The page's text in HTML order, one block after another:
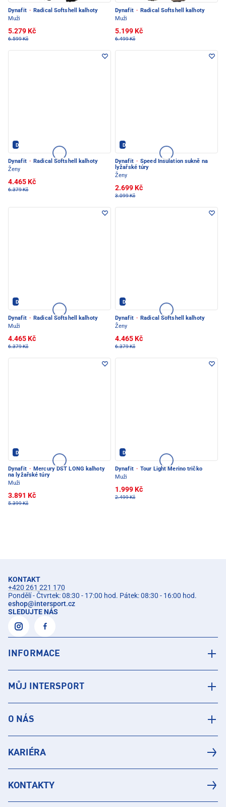
Dynafit · Radical Softshell kalhoty
Muži
5.279 Kč
6.599 Kč
Dynafit · Radical Softshell kalhoty
Muži
5.199 Kč
6.499 Kč
Dynafit - PEC POD SNĚŽKOU
Dynafit · Radical Softshell kalhoty
Ženy
4.465 Kč
6.379 Kč
Dynafit - PEC POD SNĚŽKOU
Dynafit · Speed Insulation sukně na
lyžařské túry
Ženy
2.699 Kč
3.099 Kč
Dynafit - PEC POD SNĚŽKOU
Dynafit · Radical Softshell kalhoty
Muži
4.465 Kč
6.379 Kč
Dynafit - PEC POD SNĚŽKOU
Dynafit · Radical Softshell kalhoty
Ženy
4.465 Kč
6.379 Kč
Dynafit - PEC POD SNĚŽKOU
Dynafit · Mercury DST LONG kalhoty
na lyžařské túry
Muži
3.891 Kč
5.399 Kč
Dynafit - PEC POD SNĚŽKOU
Dynafit · Tour Light Merino tričko
Muži
1.999 Kč
2.499 Kč
KONTAKT
+420 261 221 170
Pondělí - Čtvrtek: 08:30 - 17:00 hod. Pátek: 08:30 - 16:00 hod.
eshop@intersport.cz
SLEDUJTE NÁS
INFORMACE
MŮJ INTERSPORT
O NÁS
KARIÉRA
KONTAKTY